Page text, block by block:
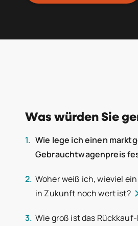
Was würden Sie
Wie lege ich einen
Gebrauchtwagenpreis
Woher weiß ich, wieviel
in Zukunft noch wert ist?
Wie groß ist das